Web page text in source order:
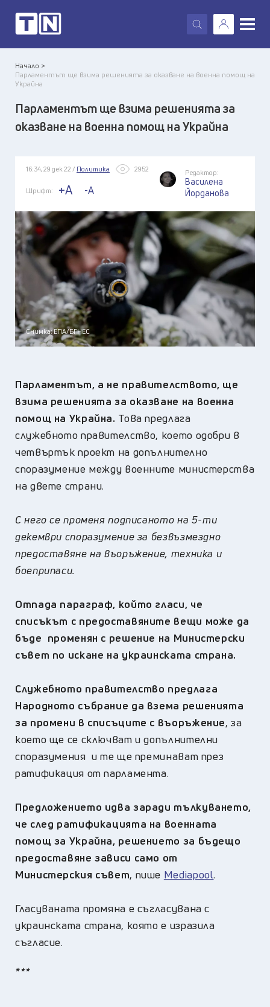
X
Начало >
Парламентът ще взима решенията за оказване на военна помощ на
Украйна
Парламентът ще взима решенията за
оказване на военна помощ на Украйна
16:34, 29 дек 22 / Политика 2952
Шрифт: +A -A
Редактор:
Василена
Йорданова
Снимка: ЕПА/БГНЕС
Парламентът, а не правителството, ще
взима решенията за оказване на военна
помощ на Украйна. Това предлага
служебното правителство, което одобри в
четвъртък проект на допълнително
споразумение между военните министерства
на двете страни.
С него се променя подписаното на 5-ти
декември споразумение за безвъзмездно
предоставяне на въоръжение, техника и
боеприпаси.
Отпада параграф, който гласи, че
списъкът с предоставяните вещи може да
бъде променян с решение на Министерски
съвет по искане на украинската страна.
Служебното правителство предлага
Народното събрание да взема решенията
за промени в списъците с въоръжение, за
което ще се сключват и допълнителни
споразумения и те ще преминават през
ратификация от парламента.
Предложението идва заради тълкуването,
че след ратификацията на военната
помощ за Украйна, решението за бъдещо
предоставяне зависи само от
Министерския съвет, пише Mediapool.
Гласуваната промяна е съгласувана с
украинската страна, която е изразила
съгласие.
***